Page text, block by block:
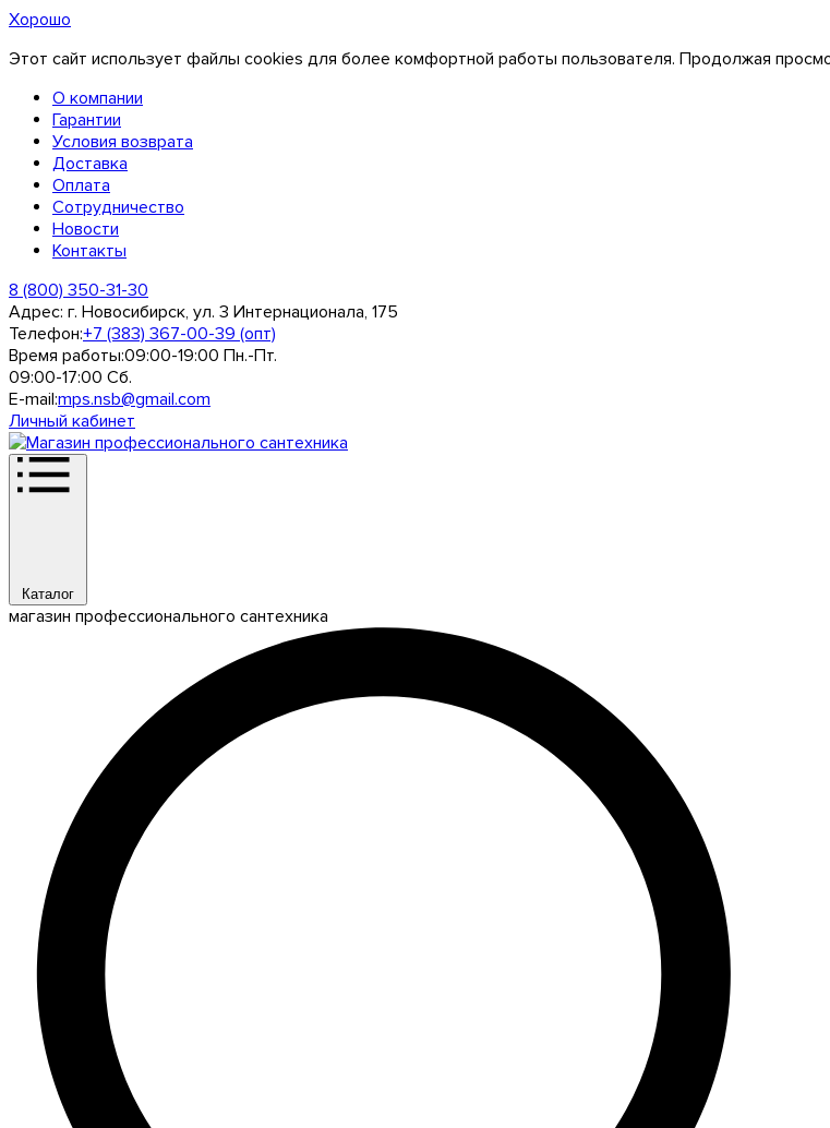
Хорошо
Этот сайт использует файлы cookies для более комфортной работы пользователя. Продолжая
О компании
Гарантии
Условия возврата
Доставка
Оплата
Сотрудничество
Новости
Контакты
8 (800) 350-31-30
Адрес: г. Новосибирск, ул. 3 Интернационала, 175
Телефон:+7 (383) 367-00-39 (опт)
Время работы:09:00-19:00 Пн.-Пт.
09:00-17:00 Сб.
E-mail:mps.nsb@gmail.com
Личный кабинет
Каталог
магазин профессионального сантехника